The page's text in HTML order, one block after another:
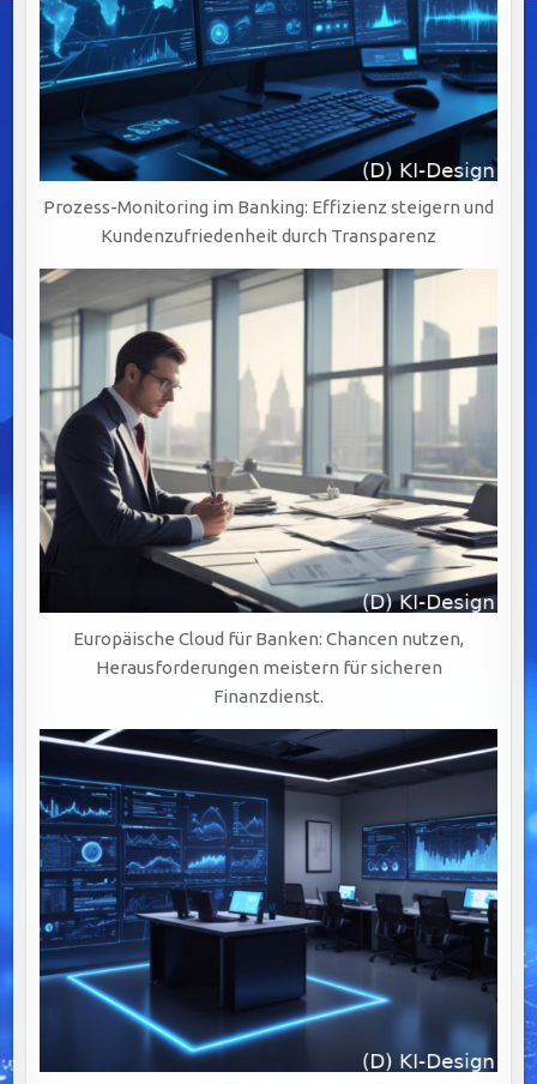
Prozess-Monitoring im Banking: Effizienz steigern und
Kundenzufriedenheit durch Transparenz
Europäische Cloud für Banken: Chancen nutzen,
Herausforderungen meistern für sicheren
Finanzdienst.